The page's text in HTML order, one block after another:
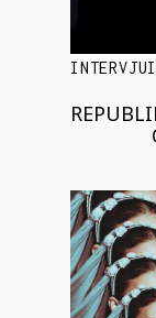
INTERVJUI